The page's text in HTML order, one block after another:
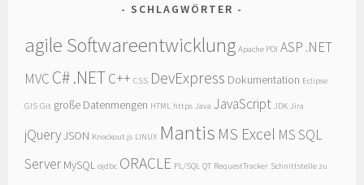
SCHLAGWÖRTER
agile Softwareentwicklung Apache POI ASP .NET
MVC C# .NETC++ CSS DevExpress Dokumentation Eclipse
GIS Git große Datenmengen HTML https Java JavaScript JDK Jira
jQueryJSON Knockout.js LINUX Mantis MS Excel MS SQL
Server MySQL ojdbc ORACLE PL/SQL QT RequestTracker Schnittstelle zu